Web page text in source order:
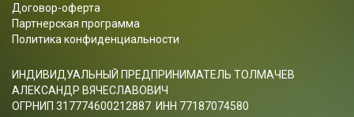
Договор-оферта
Партнерская программа
Политика конфиденциальности
ИНДИВИДУАЛЬНЫЙ ПРЕДПРИНИМАТЕЛЬ ТОЛМАЧЕВ
АЛЕКСАНДР ВЯЧЕСЛАВОВИЧ
ОГРНИП 317774600212887 ИНН 77187074580